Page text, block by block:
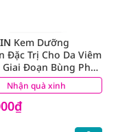
Nhận quà xinh
Kem Dưỡng
Đặc Trị Cho Da Viêm
Đoạn Bùng Phát
Acute Care 40ml
(3)